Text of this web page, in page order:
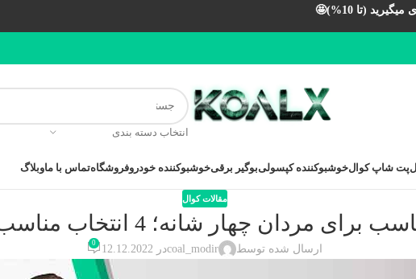
(تا 10%)🤩
انتخاب دسته بندی
پت شاپ کوالخوشبوکننده کپسولیبوگیر برقیخوشبوکننده خودروفروشگاهتماس با ماوبلاگ
مقالات کوال
مردان چهار شانه؛ 4 انتخاب مناسب لباس✔️
ارسال شده توسط coal_modirدر 12.12.2022 0